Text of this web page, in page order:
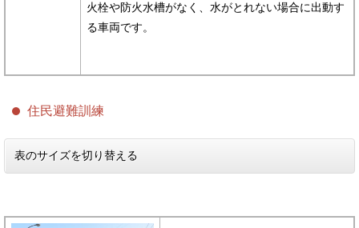
火栓や防火水槽がなく、水がとれない場合に出動す
る車両です。
住民避難訓練
表のサイズを切り替える